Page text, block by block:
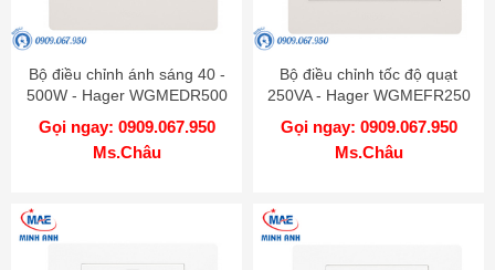
Bộ điều chỉnh ánh sáng 40 -
500W - Hager WGMEDR500
Gọi ngay: 0909.067.950
Ms.Châu
Bộ điều chỉnh tốc độ quạt
250VA - Hager WGMEFR250
Gọi ngay: 0909.067.950
Ms.Châu